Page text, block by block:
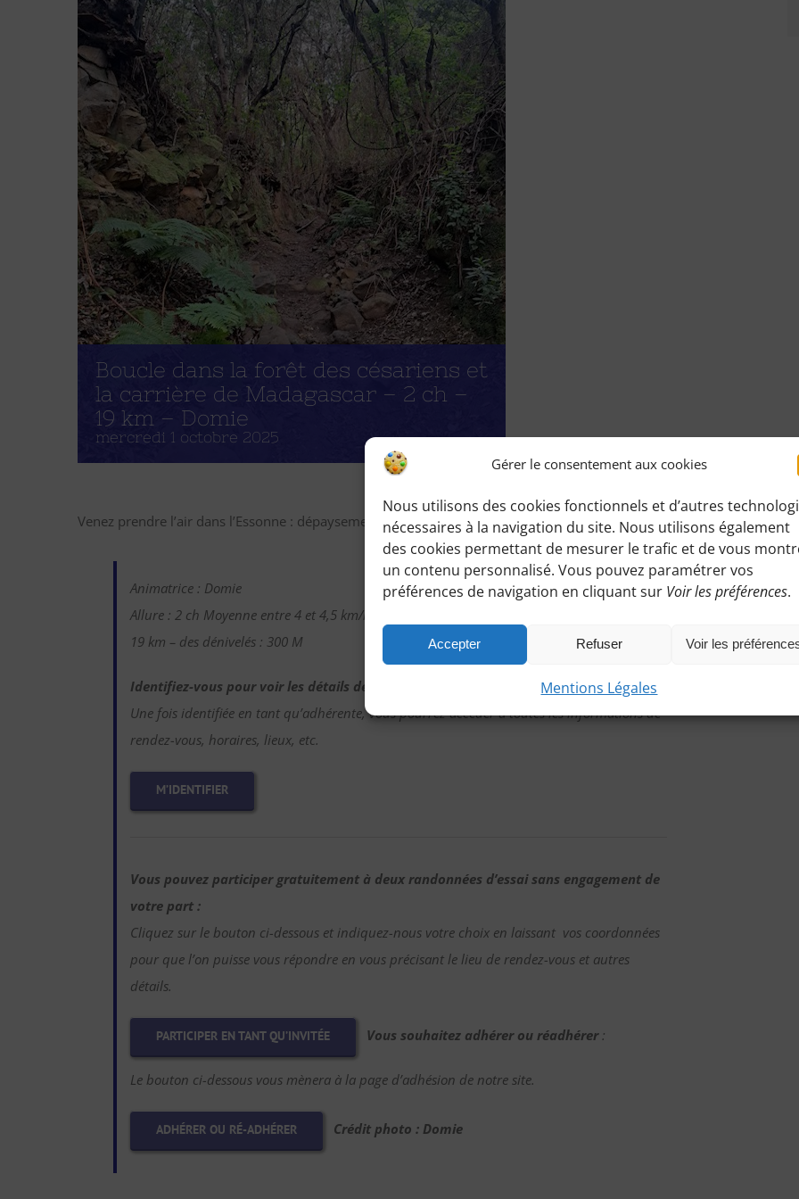
Gérer le consentement aux cookies
Nous utilisons des cookies fonctionnels et d’autres
nécessaires à la navigation du site. Nous utilisons également
des cookies permettant de mesurer le trafic et de vous
un contenu personnalisé. Vous pouvez paramétrer vos
préférences de navigation en cliquant sur Voir les préférences.
Accepter Refuser Voir les
Mentions Légales
Boucle dans la forêt des césariens et
la carrière de Madagascar – 2 ch –
19 km – Domie
mercredi 1 octobre 2025
Venez prendre l’air dans l’Essonne : dépaysement garanti.
Animatrice : Domie
Allure : 2 ch Moyenne entre 4 et 4,5 km/h
19 km – des dénivelés : 300 M
Identifiez-vous pour voir les détails de cette randonnée
Une fois identifiée en tant qu’adhérente, vous pourrez accéder à toutes les informations de
rendez-vous, horaires, lieux, etc.
M’IDENTIFIER
Vous pouvez participer gratuitement à deux randonnées d’essai sans engagement de
votre part :
Cliquez sur le bouton ci-dessous et indiquez-nous votre choix en laissant vos coordonnées
pour que l’on puisse vous répondre en vous précisant le lieu de rendez-vous et autres
détails.
PARTICIPER EN TANT QU’INVITÉE Vous souhaitez adhérer ou réadhérer:
Le bouton ci-dessous vous mènera à la page d’adhésion de notre site.
ADHÉRER OU RÉ-ADHÉRER Crédit photo : Domie